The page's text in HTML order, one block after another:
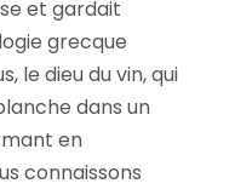
et gardait
grecque
le dieu du vin, qui
dans un
en
connaissons